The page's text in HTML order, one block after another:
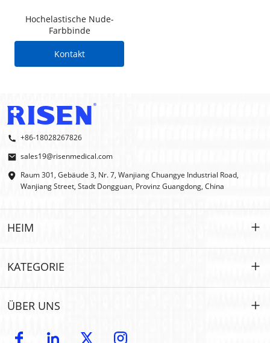
Hochelastische Nude-
Farbbinde
Kontakt
+86-18028267826
sales19@risenmedical.com
Raum 301, Gebäude 3, Nr. 7, Wanjiang Chuangye Industrial Road,
Wanjiang Street, Stadt Dongguan, Provinz Guangdong, China
HEIM
HEIM
PRODUKTE
KATEGORIE
Maßgeschneidert
ÜBER UNS
Einführung